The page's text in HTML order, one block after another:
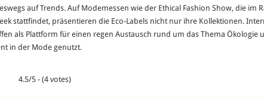
auf Trends. Auf Modemessen wie der Ethical Fashion Show, die im
stattfindet, präsentieren die Eco-Labels nicht nur ihre Kollektionen.
als Plattform für einen regen Austausch rund um das Thema Ökologie
in der Mode genutzt.
4.5/5 - (4 votes)